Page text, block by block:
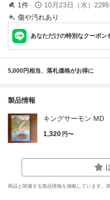
1件 10月23日（水）22
傷や汚れあり
あなただけの特別なクーポン
5,000円相当、落札価格がお得に
製品情報
キングサーモン MD
1,320 円〜
商品と関連する製品情報を掲載しています。